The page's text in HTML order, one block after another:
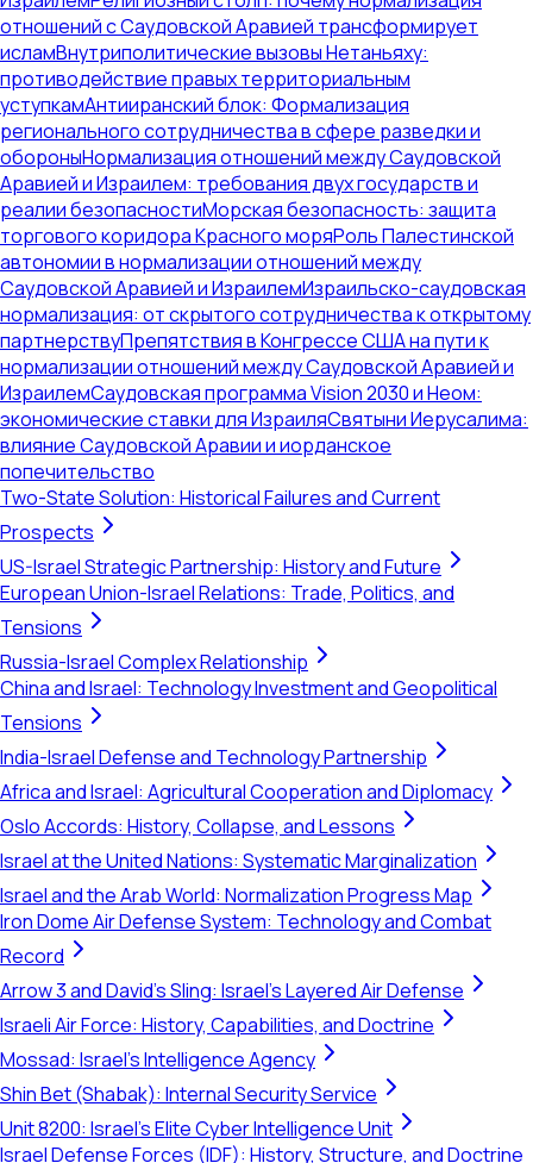
отношений с Саудовской Аравией трансформирует
исламВнутриполитические вызовы Нетаньяху:
противодействие правых территориальным
уступкамАнтииранский блок: Формализация
регионального сотрудничества в сфере разведки и
обороныНормализация отношений между Саудовской
Аравией и Израилем: требования двух государств и
реалии безопасностиМорская безопасность: защита
торгового коридора Красного моряРоль Палестинской
автономии в нормализации отношений между
Саудовской Аравией и ИзраилемИзраильско-саудовская
нормализация: от скрытого сотрудничества к открытому
партнерствуПрепятствия в Конгрессе США на пути к
нормализации отношений между Саудовской Аравией и
ИзраилемСаудовская программа Vision 2030 и Неом:
экономические ставки для ИзраиляСвятыни Иерусалима:
влияние Саудовской Аравии и иорданское
попечительство
Two-State Solution: Historical Failures and Current
Prospects
US-Israel Strategic Partnership: History and Future
European Union-Israel Relations: Trade, Politics, and
Tensions
Russia-Israel Complex Relationship
China and Israel: Technology Investment and Geopolitical
Tensions
India-Israel Defense and Technology Partnership
Africa and Israel: Agricultural Cooperation and Diplomacy
Oslo Accords: History, Collapse, and Lessons
Israel at the United Nations: Systematic Marginalization
Israel and the Arab World: Normalization Progress Map
Iron Dome Air Defense System: Technology and Combat
Record
Arrow 3 and David's Sling: Israel's Layered Air Defense
Israeli Air Force: History, Capabilities, and Doctrine
Mossad: Israel's Intelligence Agency
Shin Bet (Shabak): Internal Security Service
Unit 8200: Israel's Elite Cyber Intelligence Unit
Israel Defense Forces (IDF): History, Structure, and Doctrine